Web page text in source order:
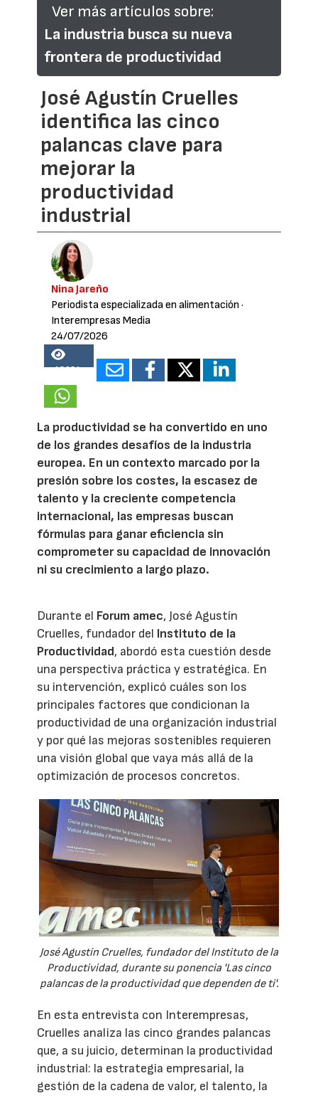
Ver más artículos sobre:
La industria busca su nueva
frontera de productividad
José Agustín Cruelles
identifica las cinco
palancas clave para
mejorar la
productividad
industrial
Nina Jareño
Periodista especializada en alimentación ·
Interempresas Media
24/07/2026
18984
La productividad se ha convertido en uno
de los grandes desafíos de la industria
europea. En un contexto marcado por la
presión sobre los costes, la escasez de
talento y la creciente competencia
internacional, las empresas buscan
fórmulas para ganar eficiencia sin
comprometer su capacidad de innovación
ni su crecimiento a largo plazo.
Durante el Forum amec, José Agustín
Cruelles, fundador del Instituto de la
Productividad, abordó esta cuestión desde
una perspectiva práctica y estratégica. En
su intervención, explicó cuáles son los
principales factores que condicionan la
productividad de una organización industrial
y por qué las mejoras sostenibles requieren
una visión global que vaya más allá de la
optimización de procesos concretos.
José Agustín Cruelles, fundador del Instituto de la
Productividad, durante su ponencia 'Las cinco
palancas de la productividad que dependen de ti'.
En esta entrevista con Interempresas,
Cruelles analiza las cinco grandes palancas
que, a su juicio, determinan la productividad
industrial: la estrategia empresarial, la
gestión de la cadena de valor, el talento, la